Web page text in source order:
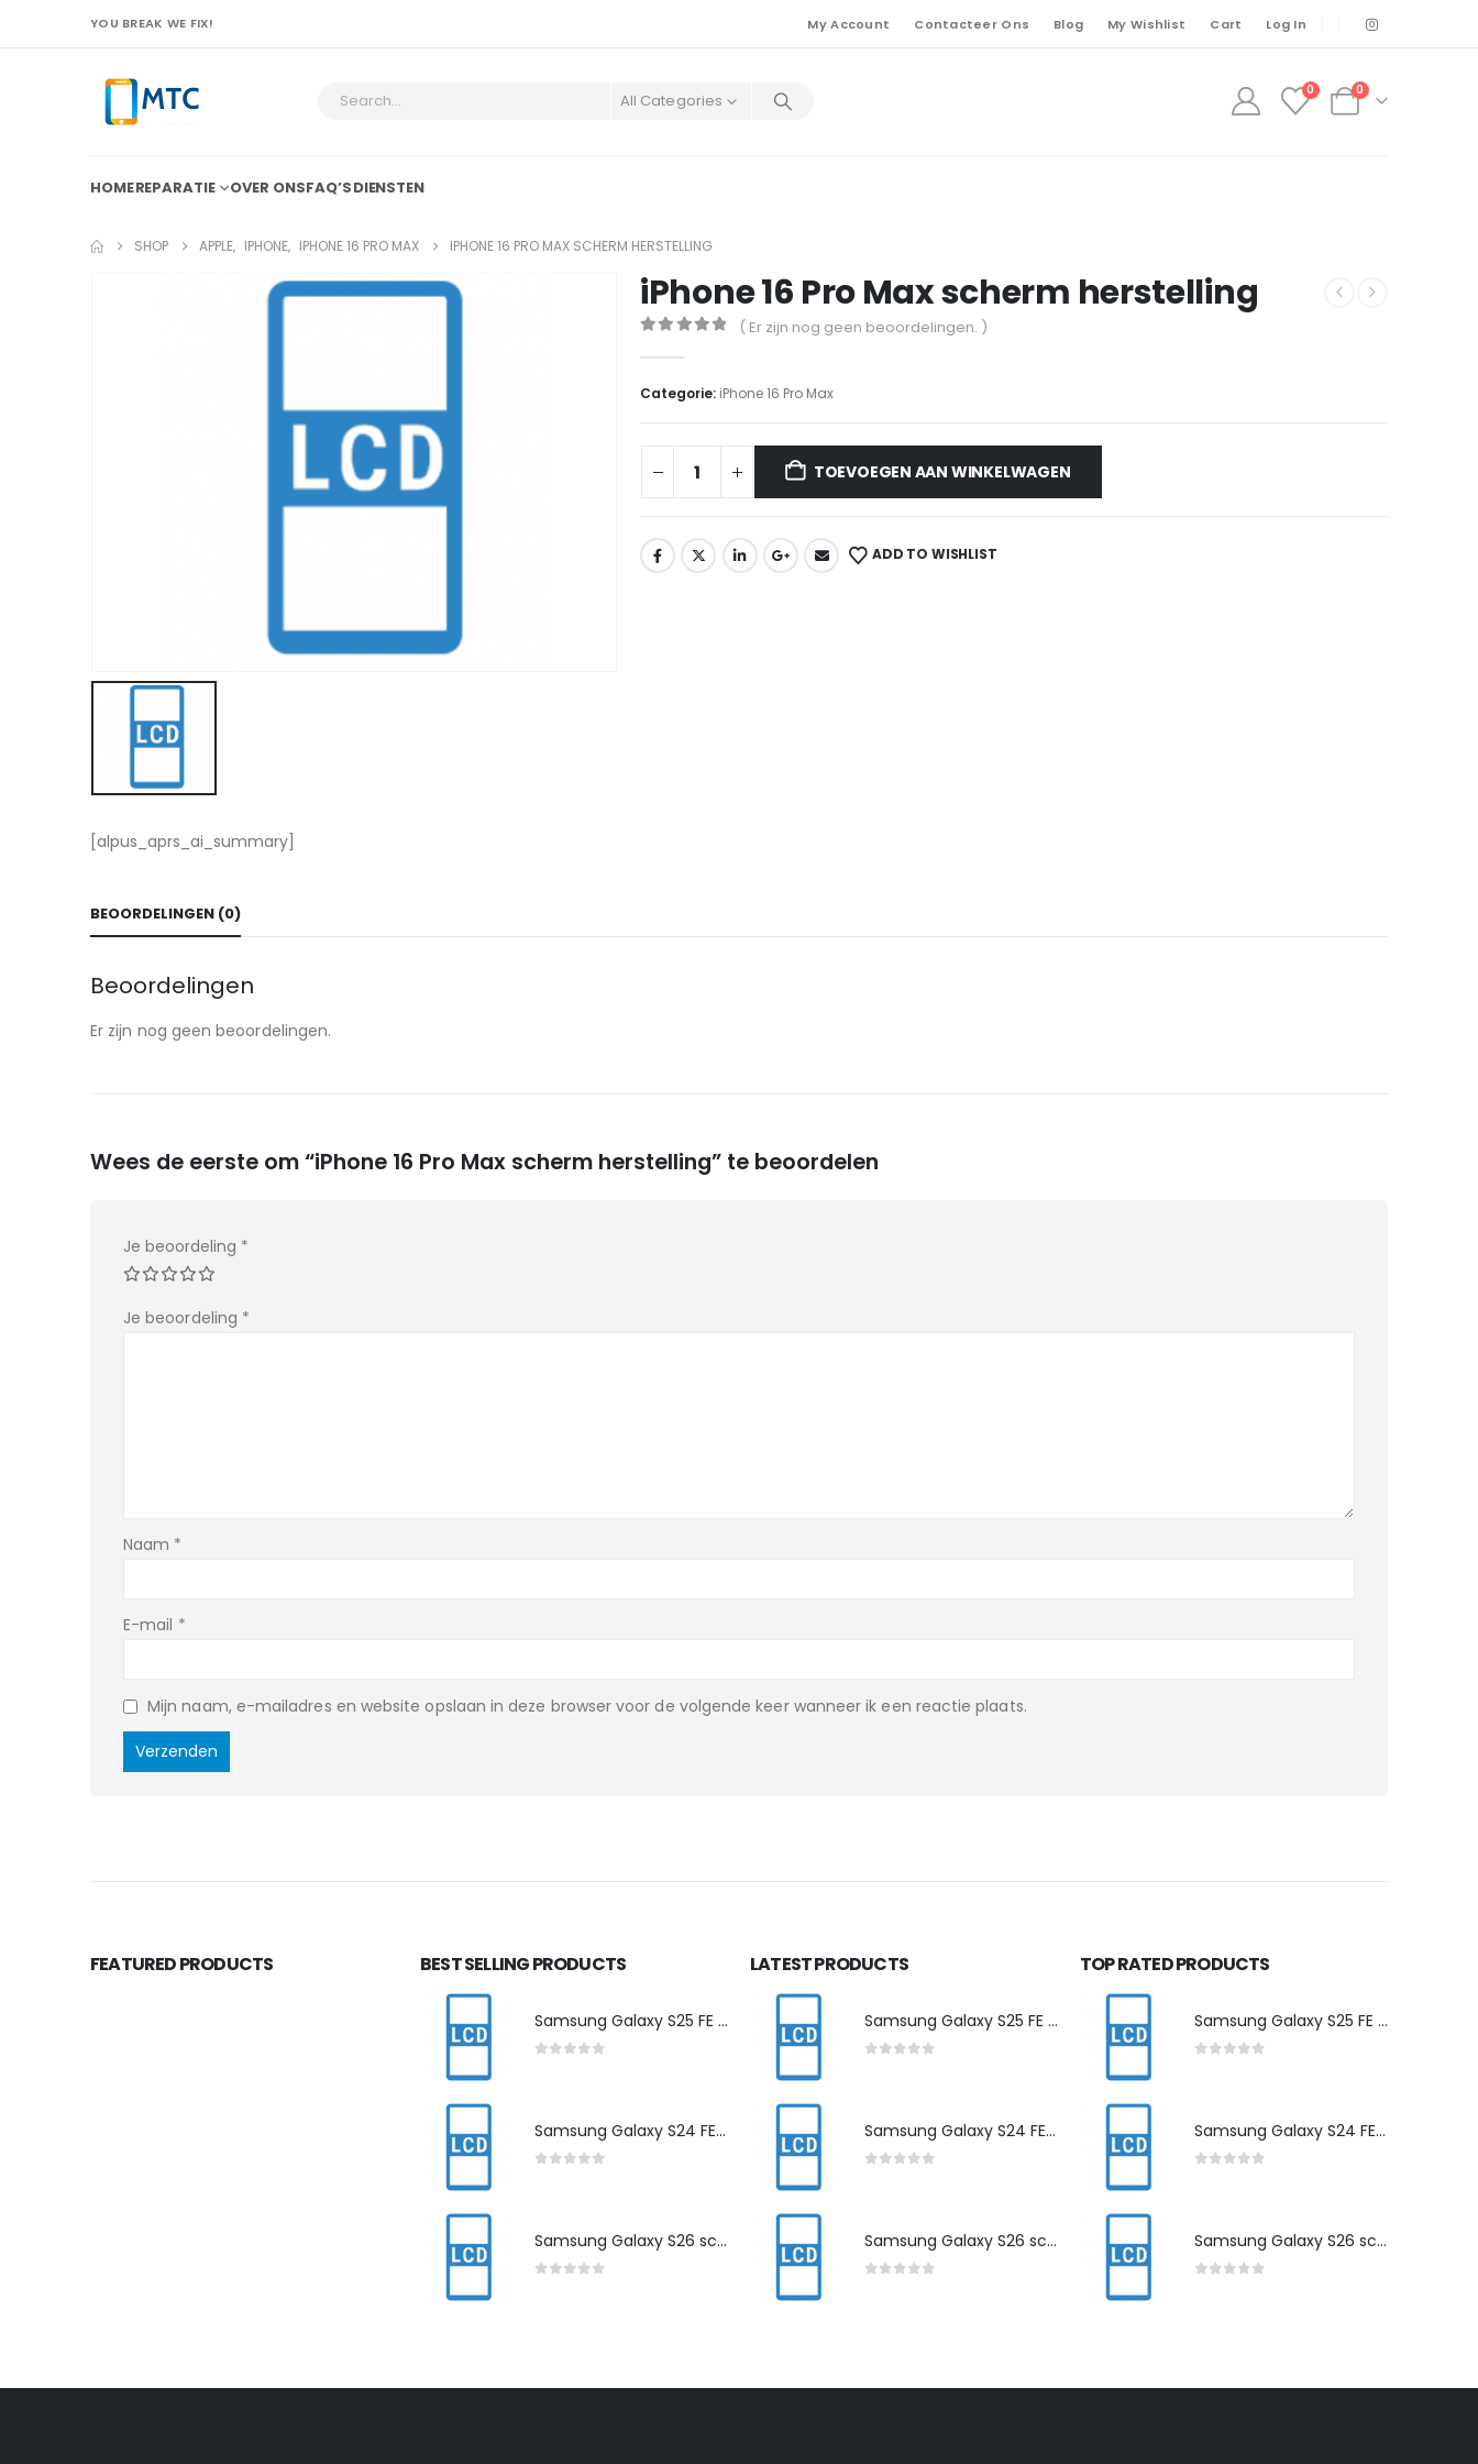
YOU BREAK WE FIX! My Account Contacteer Ons Blog My Wishlist Cart Log In
All Categories
0 0
HOMEREPARATIE OVER ONSFAQ’SDIENSTEN
SHOP APPLE, IPHONE, IPHONE 16 PRO MAX IPHONE 16 PRO MAX SCHERM HERSTELLING
iPhone 16 Pro Max scherm herstelling
( Er zijn nog geen beoordelingen. )
Categorie: iPhone 16 Pro Max
TOEVOEGEN AAN WINKELWAGEN
ADD TO WISHLIST
[alpus_aprs_ai_summary]
BEOORDELINGEN (0)
Beoordelingen
Er zijn nog geen beoordelingen.
Wees de eerste om “iPhone 16 Pro Max scherm herstelling” te beoordelen
Je beoordeling *
Je beoordeling *
Naam *
E-mail *
Mijn naam, e-mailadres en website opslaan in deze browser voor de volgende keer wanneer ik een reactie plaats.
FEATURED PRODUCTS BEST SELLING PRODUCTS
Samsung Galaxy S25 FE scherm herstelling
Samsung Galaxy S24 FE scherm herstelling
Samsung Galaxy S26 scherm herstelling
LATEST PRODUCTS
Samsung Galaxy S25 FE scherm herstelling
Samsung Galaxy S24 FE scherm herstelling
Samsung Galaxy S26 scherm herstelling
TOP RATED PRODUCTS
Samsung Galaxy S25 FE scherm herstelling
Samsung Galaxy S24 FE scherm herstelling
Samsung Galaxy S26 scherm herstelling